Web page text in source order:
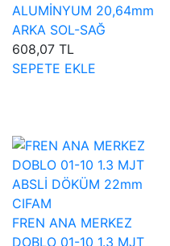
ALUMİNYUM 20,64mm
ARKA SOL-SAĞ
608,07 TL
SEPETE EKLE
CIFAM
FREN ANA MERKEZ
DOBLO 01-10 1.3 MJT